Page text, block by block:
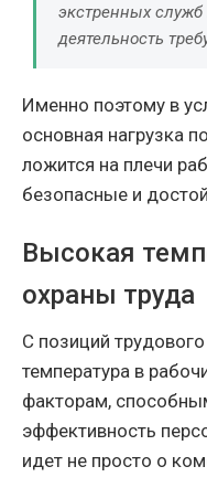
экстренных
деятельность
Именно поэтому в
основная нагрузка
ложится на плечи
безопасные и
Высокая
охраны труда
С позиций
температура в
факторам,
эффективность
идет не просто о